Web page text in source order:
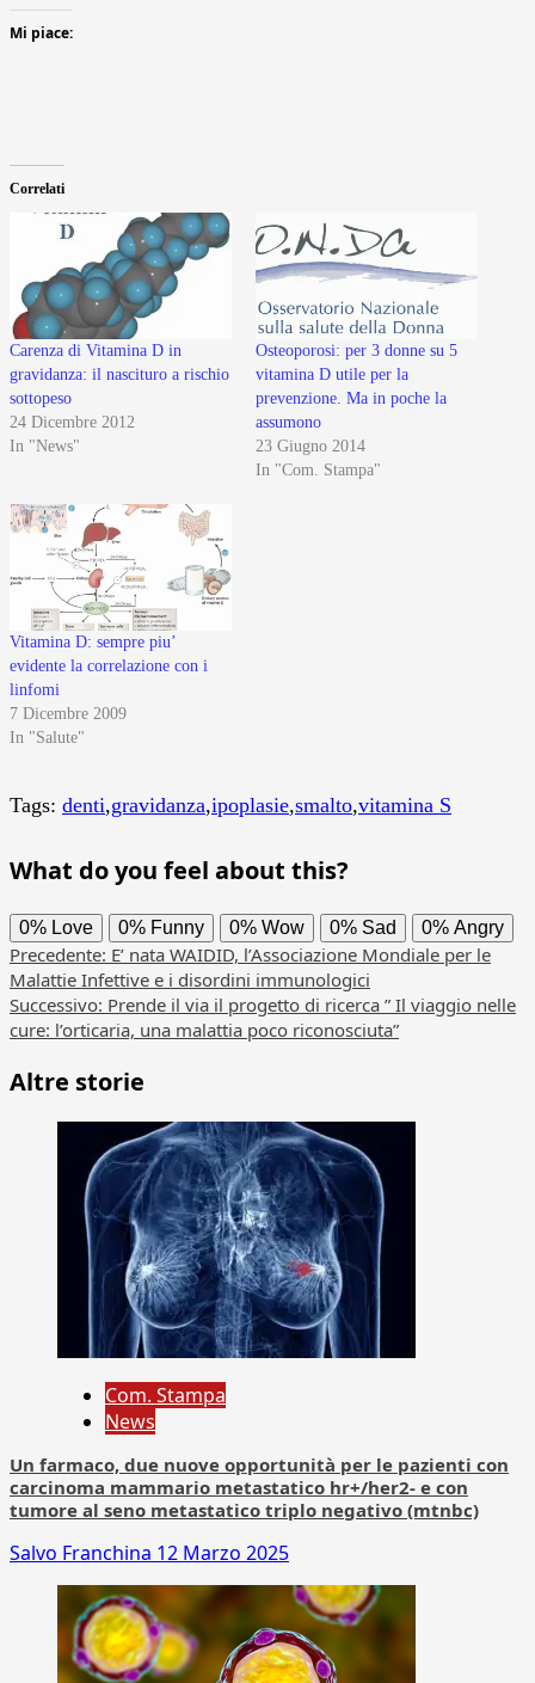
Mi piace:
Correlati
Carenza di Vitamina D in
gravidanza: il nascituro a rischio
sottopeso
24 Dicembre 2012
In "News"
Osteoporosi: per 3 donne su 5
vitamina D utile per la
prevenzione. Ma in poche la
assumono
23 Giugno 2014
In "Com. Stampa"
Vitamina D: sempre piu’
evidente la correlazione con i
linfomi
7 Dicembre 2009
In "Salute"
Tags: denti,gravidanza,ipoplasie,smalto,vitamina S
What do you feel about this?
0% Love 0% Funny 0% Wow 0% Sad 0% Angry
Navigazione
articolo
Precedente: E’ nata WAIDID, l’Associazione Mondiale per le
Malattie Infettive e i disordini immunologici
Successivo: Prende il via il progetto di ricerca ” Il viaggio nelle
cure: l’orticaria, una malattia poco riconosciuta”
Altre storie
Com. Stampa
News
Un farmaco, due nuove opportunità per le pazienti con
carcinoma mammario metastatico hr+/her2- e con
tumore al seno metastatico triplo negativo (mtnbc)
Salvo Franchina 12 Marzo 2025